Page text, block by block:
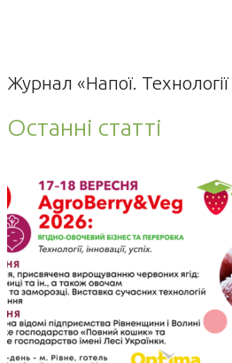
Журнал «Напої. Технології
Останні статті